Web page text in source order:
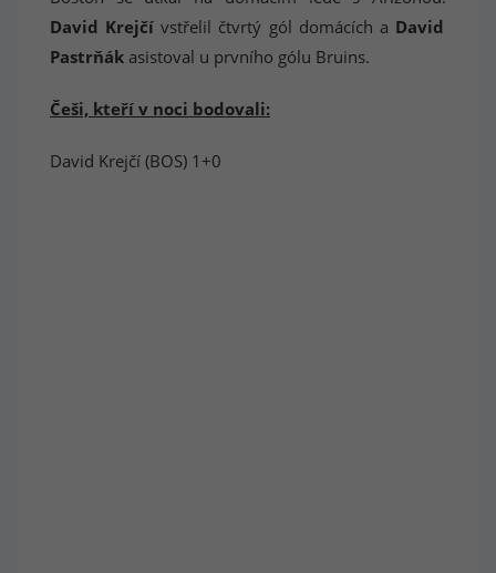
David Krejčí vstřelil čtvrtý gól domácích a David
Pastrňák asistoval u prvního gólu Bruins.
Češi, kteří v noci bodovali:
David Krejčí (BOS) 1+0